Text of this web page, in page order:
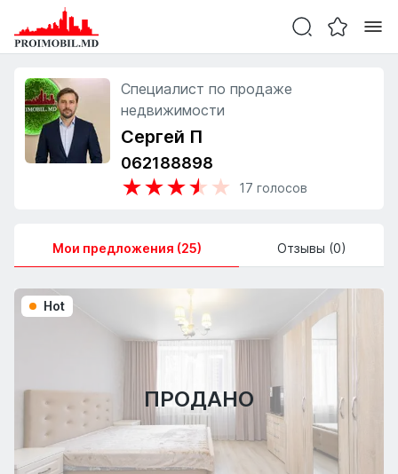
Специалист по продаже
недвижимости
Сергей П
062188898
★
★
★
★
★ 17 голосов
Мои предложения (25) Отзывы (0)
ПРОДАНО
Hot